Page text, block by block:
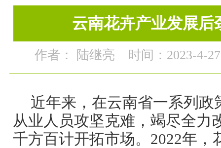
云南花卉产业发展后
作者： 陆继亮 时间：2023-4-27
近年来，在云南省一系列政
从业人员攻坚克难，竭尽全力
千方百计开拓市场。2022年，